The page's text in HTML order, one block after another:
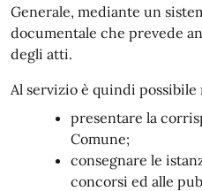
Generale, mediante un
documentale che prevede
degli atti.
Al servizio è quindi
presentare la
Comune;
consegnare le
concorsi ed alle